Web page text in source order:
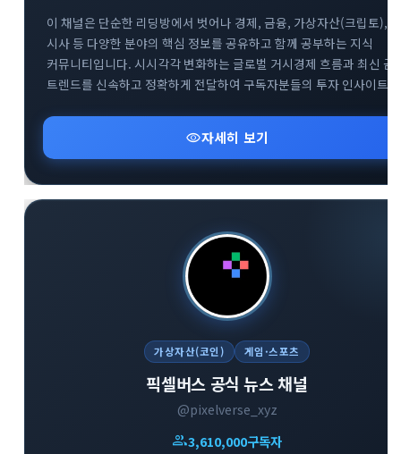
이 채널은 단순한 리딩방에서 벗어나 경제, 금융, 가상자산(크립토),
시사 등 다양한 분야의 핵심 정보를 공유하고 함께 공부하는 지식
커뮤니티입니다. 시시각각 변화하는 글로벌 거시경제 흐름과 최신 금
트렌드를 신속하고 정확하게 전달하여 구독자분들의 투자 인사이트
기반으로 유익한 정보를 나누며 함께 성장하는 것을 지향합니다.
다방면의 깊이 있는 트렌드 분석을 통해 스마트한 의사결정을 내리고
하는 분들에게 최적의 공간입니다.
visibility자세히 보기
가상자산(코인) 게임·스포츠
픽셀버스 공식 뉴스 채널
@pixelverse_xyz
group3,610,000구독자